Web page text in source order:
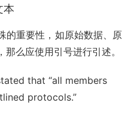
本
的重要性，如原始数据、原
么应使用引号进行引述。
that “all members
protocols.”